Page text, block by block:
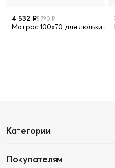
4 632 ₽5 790 ₽
Матрас 100х70 для люльки-
Категории
Покупателям